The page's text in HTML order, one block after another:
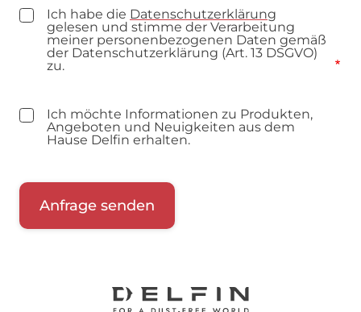
Ich habe die Datenschutzerklärung
gelesen und stimme der Verarbeitung
meiner personenbezogenen Daten gemäß
der Datenschutzerklärung (Art. 13 DSGVO)
zu.
Ich möchte Informationen zu Produkten,
Angeboten und Neuigkeiten aus dem
Hause Delfin erhalten.